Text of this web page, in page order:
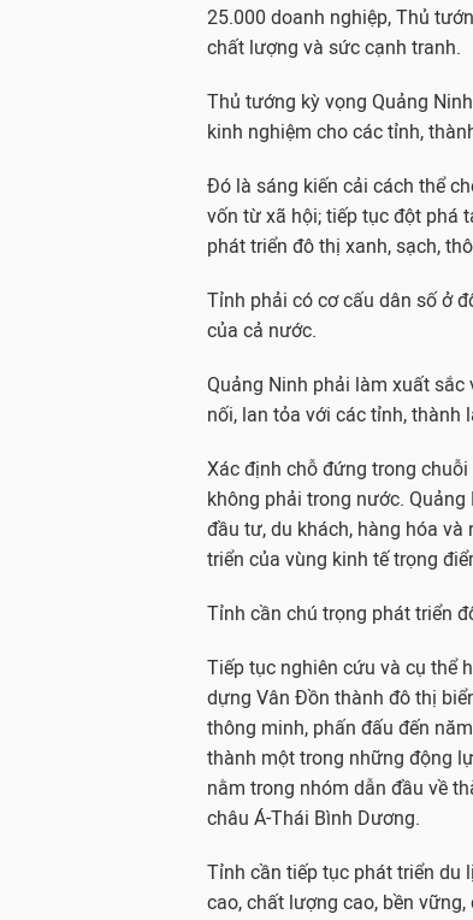
25.000 doanh nghiệp, Thủ
chất lượng và sức cạnh tranh.
Thủ tướng kỳ vọng Quảng
kinh nghiệm cho các tỉnh,
Đó là sáng kiến cải cách thể
vốn từ xã hội; tiếp tục đột phá
phát triển đô thị xanh, sạch,
Tỉnh phải có cơ cấu dân số ở
của cả nước.
Quảng Ninh phải làm xuất
nối, lan tỏa với các tỉnh, thành
Xác định chỗ đứng trong
không phải trong nước.
đầu tư, du khách, hàng hóa
triển của vùng kinh tế trọng
Tỉnh cần chú trọng phát triển
Tiếp tục nghiên cứu và cụ thể
dựng Vân Đồn thành đô thị
thông minh, phấn đấu đến
thành một trong những động
nằm trong nhóm dẫn đầu về
châu Á-Thái Bình Dương.
Tỉnh cần tiếp tục phát triển du
cao, chất lượng cao, bền